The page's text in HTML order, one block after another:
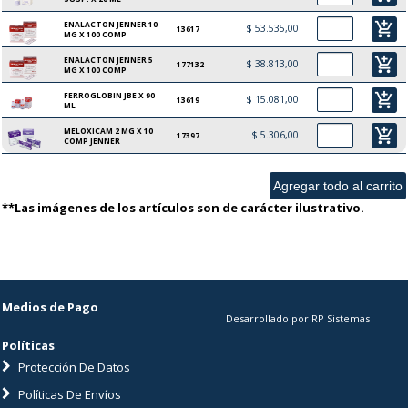
ENALACTON JENNER 10
MG X 100 COMP
13617 $ 53.535,00 add_shopping_cart
ENALACTON JENNER 5
MG X 100 COMP
177132 $ 38.813,00 add_shopping_cart
FERROGLOBIN JBE X 90
ML
13619 $ 15.081,00 add_shopping_cart
MELOXICAM 2 MG X 10
COMP JENNER
17397 $ 5.306,00 add_shopping_cart
**Las imágenes de los artículos son de carácter ilustrativo.
Medios de Pago
Políticas
Protección De Datos
Políticas De Envíos
Desarrollado por RP Sistemas